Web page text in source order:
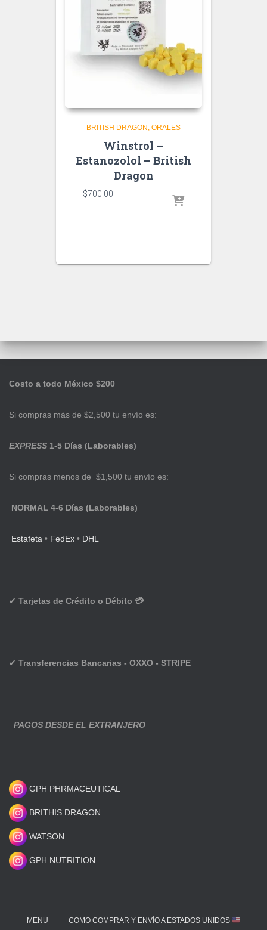
BRITISH DRAGON ORALES
Winstrol –
Estanozolol – British
Dragon
$700.00
Costo a todo México $200
Si compras más de $2,500 tu envío es:
EXPRESS 1-5 Días (Laborables)
Si compras menos de $1,500 tu envío es:
NORMAL 4-6 Días (Laborables)
Estafeta • FedEx • DHL
✔ Tarjetas de Crédito o Débito 💳
✔ Transferencias Bancarias - OXXO - STRIPE
PAGOS DESDE EL EXTRANJERO
GPH PHRMACEUTICAL
BRITHIS DRAGON
WATSON
GPH NUTRITION
MENU COMO COMPRAR Y ENVÍO A ESTADOS UNIDOS